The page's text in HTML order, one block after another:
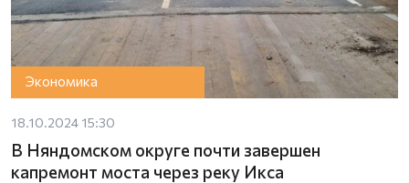
Экономика
18.10.2024 15:30
В Няндомском округе почти завершен
капремонт моста через реку Икса